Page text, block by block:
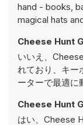
hand - books,
magical hats
Cheese Hunt
いいえ、
れており、キー
ーターで最適に
Cheese Hunt
はい、Cheese